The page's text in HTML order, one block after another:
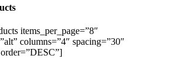
items_per_page=”8″
columns=”4″ spacing=”30″